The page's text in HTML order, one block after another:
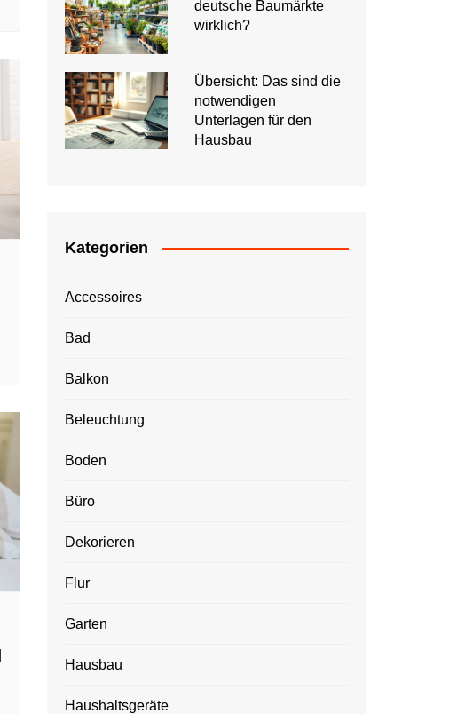
deutsche Baumärkte
wirklich?
Übersicht: Das sind die
notwendigen
Unterlagen für den
Hausbau
Kategorien
Accessoires
Bad
Balkon
Beleuchtung
Boden
Büro
Dekorieren
Flur
Garten
Hausbau
Haushaltsgeräte